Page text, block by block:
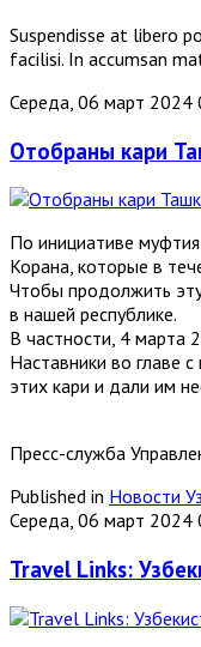
Suspendisse at libero
facilisi. In accumsan
Середа, 06 март 2024
Отобраны кари
По инициативе
Корана, которые в
Чтобы продолжить
в нашей республике.
В частности, 4 марта
Наставники во главе
этих кари и дали им
Пресс-служба
Published in Новости
Середа, 06 март 2024
Travel Links: